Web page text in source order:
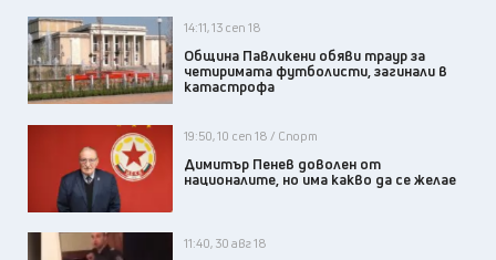
14:11, 13 сеп 18
Община Павликени обяви траур за
четиримата футболисти, загинали в
катастрофа
19:50, 10 сеп 18 / Спорт
Димитър Пенев доволен от
националите, но има какво да се желае
11:40, 30 авг 18